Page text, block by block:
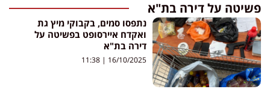
פשיטה על דירה בת"א
נתפסו סמים, בקבוקי מיץ גת
ואקדח איירסופט בפשיטה על
דירה בת"א
16/10/2025